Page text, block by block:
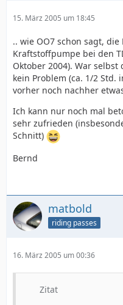
15. März 2005 um 18:45
.. wie OO7 schon sagt,
Kraftstoffpumpe bei den
Oktober 2004). War
kein Problem (ca. 1/2 Std.
vorher noch nachher
Ich kann nur noch mal
sehr zufrieden
Schnitt)
Bernd
matbold
riding passes
16. März 2005 um 00:36
Zitat